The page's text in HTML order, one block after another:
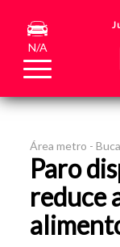
N/A
Área metro -
Paro
reduce